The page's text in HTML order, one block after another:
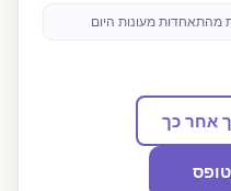
מעונות היום
אחר כך